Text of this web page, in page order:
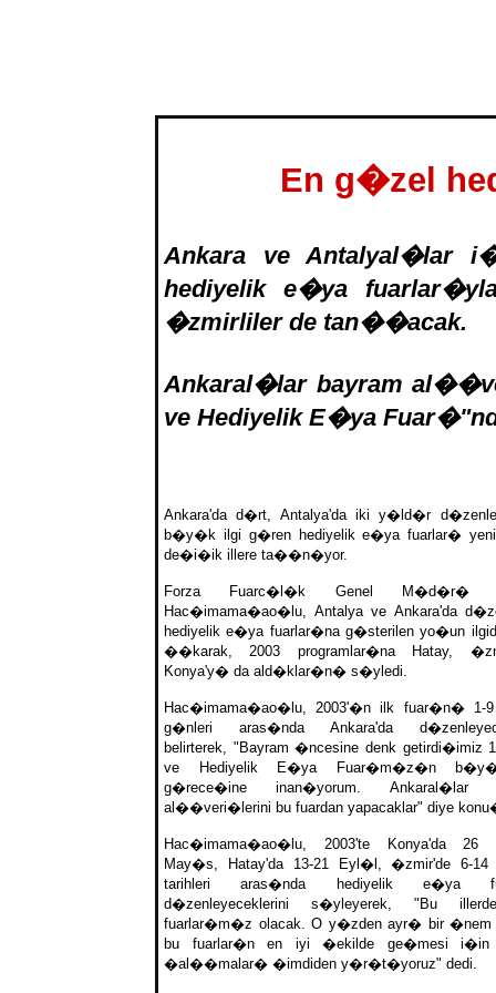
En g�zel
Ankara ve Antalyal�lar
hediyelik e�ya
�zmirliler de tan��acak.
Ankaral�lar bayram
ve Hediyelik E�ya
Ankara'da d�rt, Antalya'da iki y�ld�r
b�y�k ilgi g�ren hediyelik e�ya fuarlar�
de�i�ik illere ta��n�yor.
Forza Fuarc�l�k Genel M�d�r�
Hac�imama�ao�lu, Antalya ve Ankara'da
hediyelik e�ya fuarlar�na g�sterilen yo�un
��karak, 2003 programlar�na Hatay,
Konya'y� da ald�klar�n� s�yledi.
Hac�imama�ao�lu, 2003'�n ilk fuar�n� 1-
g�nleri aras�nda Ankara'da
belirterek, "Bayram �ncesine denk getirdi�imiz
ve Hediyelik E�ya Fuar�m�z�n
g�rece�ine inan�yorum. Ankaral�lar
al��veri�lerini bu fuardan yapacaklar" diye
Hac�imama�ao�lu, 2003'te Konya'da 26
May�s, Hatay'da 13-21 Eyl�l, �zmir'de 6-14
tarihleri aras�nda hediyelik e�ya
d�zenleyeceklerini s�yleyerek, "Bu
fuarlar�m�z olacak. O y�zden ayr� bir �nem
bu fuarlar�n en iyi �ekilde ge�mesi i�in
�al��malar� �imdiden y�r�t�yoruz" dedi.